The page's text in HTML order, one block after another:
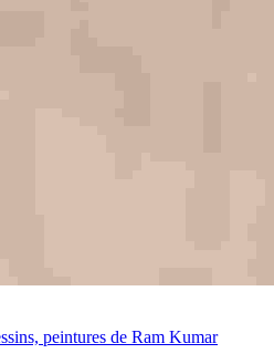
peintures de Ram Kumar